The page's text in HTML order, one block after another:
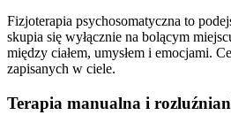
Fizjoterapia psychosomatyczna to
skupia się wyłącznie na bolącym
między ciałem, umysłem i emocjami.
zapisanych w ciele.
Terapia manualna i